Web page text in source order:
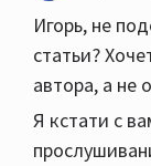
Игорь, не
статьи?
автора, а не
Я кстати с